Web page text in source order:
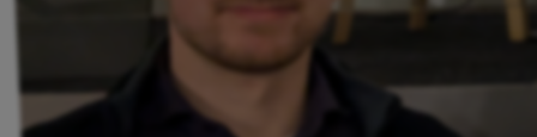
Ergebnis BTW 2025